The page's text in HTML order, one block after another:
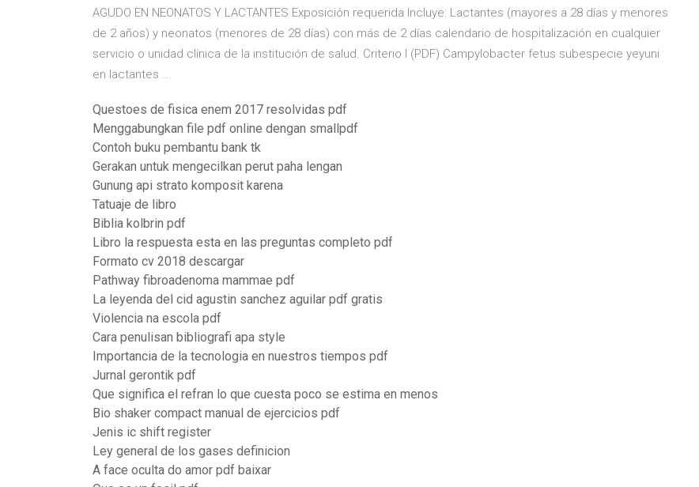
AGUDO EN NEONATOS Y LACTANTES Exposición requerida Incluye: Lactantes (mayores a 28 días y menores
de 2 años) y neonatos (menores de 28 días) con más de 2 días calendario de hospitalización en cualquier
servicio o unidad clínica de la institución de salud. Criterio I (PDF) Campylobacter fetus subespecie yeyuni
en lactantes ...
Questoes de fisica enem 2017 resolvidas pdf
Menggabungkan file pdf online dengan smallpdf
Contoh buku pembantu bank tk
Gerakan untuk mengecilkan perut paha lengan
Gunung api strato komposit karena
Tatuaje de libro
Biblia kolbrin pdf
Libro la respuesta esta en las preguntas completo pdf
Formato cv 2018 descargar
Pathway fibroadenoma mammae pdf
La leyenda del cid agustin sanchez aguilar pdf gratis
Violencia na escola pdf
Cara penulisan bibliografi apa style
Importancia de la tecnologia en nuestros tiempos pdf
Jurnal gerontik pdf
Que significa el refran lo que cuesta poco se estima en menos
Bio shaker compact manual de ejercicios pdf
Jenis ic shift register
Ley general de los gases definicion
A face oculta do amor pdf baixar